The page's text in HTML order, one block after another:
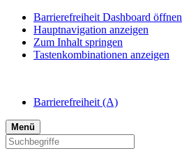
Barrierefreiheit Dashboard öffnen
Hauptnavigation anzeigen
Zum Inhalt springen
Tastenkombinationen anzeigen
Barrierefreiheit (A)
Menü